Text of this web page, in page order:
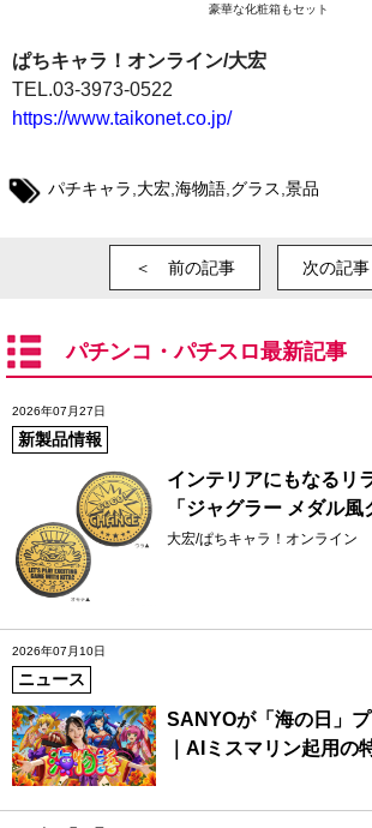
豪華な化粧箱もセット
ぱちキャラ！オンライン/大宏
TEL.03-3973-0522
https://www.taikonet.co.jp/
パチキャラ 大宏 海物語 グラス 景品
＜ 前の記事 次の記
パチンコ・パチスロ最新記事
2026年07月27日
新製品情報
インテリアにもなるリ
「ジャグラー メダル風
大宏/ぱちキャラ！オンライン
2026年07月10日
ニュース
SANYOが「海の日」
｜AIミスマリン起用の